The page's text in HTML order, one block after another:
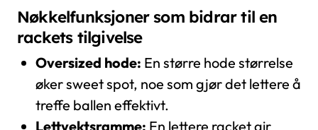
Nøkkelfunksjoner som bidrar til en
rackets tilgivelse
Oversized hode: En større hode størrelse
øker sweet spot, noe som gjør det lettere å
treffe ballen effektivt.
Lettvektsramme: En lettere racket gir